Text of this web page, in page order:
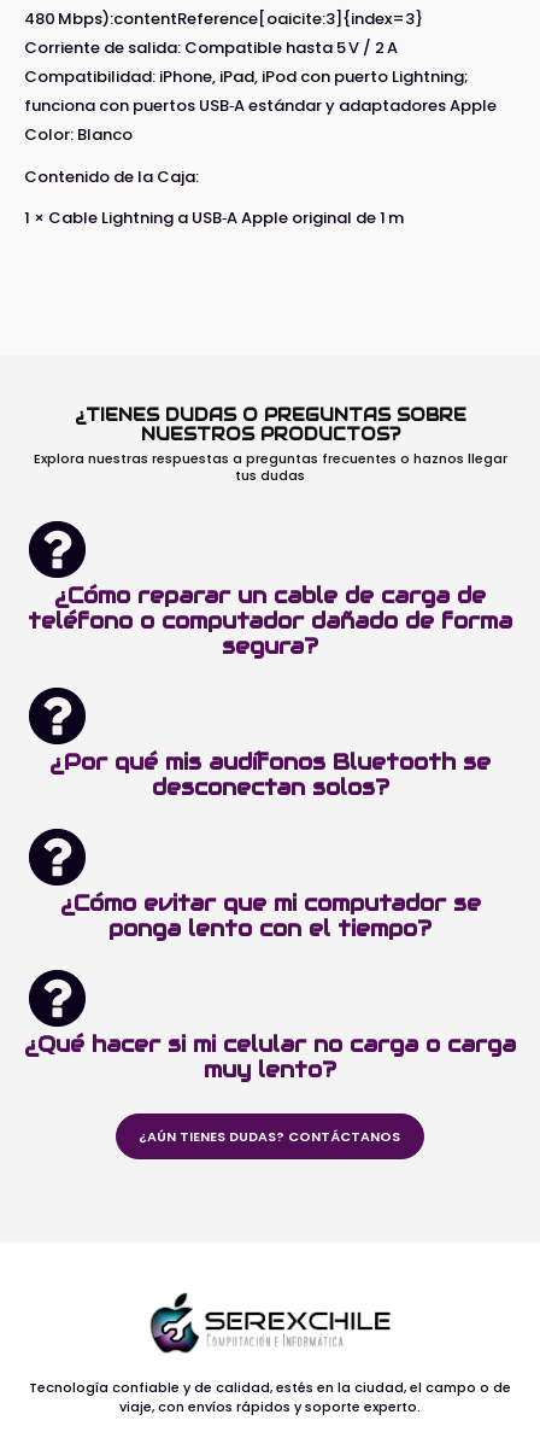
480 Mbps):contentReference[oaicite:3]{index=3}
Corriente de salida: Compatible hasta 5 V / 2 A
Compatibilidad: iPhone, iPad, iPod con puerto Lightning;
funciona con puertos USB‑A estándar y adaptadores Apple
Color: Blanco
Contenido de la Caja:
1 × Cable Lightning a USB‑A Apple original de 1 m
¿TIENES DUDAS O PREGUNTAS SOBRE
NUESTROS PRODUCTOS?
Explora nuestras respuestas a preguntas frecuentes o haznos llegar
tus dudas
¿Cómo reparar un cable de carga de
teléfono o computador dañado de forma
segura?
¿Por qué mis audífonos Bluetooth se
desconectan solos?
¿Cómo evitar que mi computador se
ponga lento con el tiempo?
¿Qué hacer si mi celular no carga o carga
muy lento?
¿AÚN TIENES DUDAS? CONTÁCTANOS
Tecnología confiable y de calidad, estés en la ciudad, el campo o de
viaje, con envíos rápidos y soporte experto.